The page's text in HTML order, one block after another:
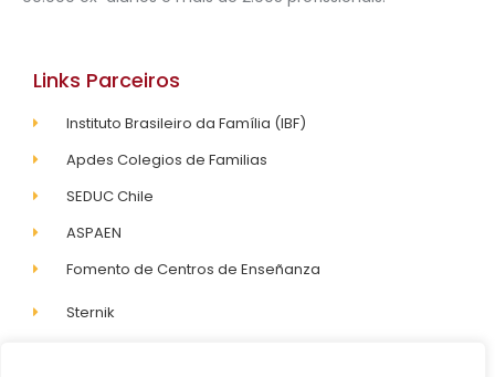
Links Parceiros
Instituto Brasileiro da Família (IBF)
Apdes Colegios de Familias
SEDUC Chile
ASPAEN
Fomento de Centros de Enseñanza
Sternik